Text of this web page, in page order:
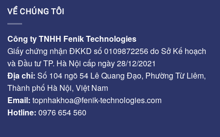
VỀ CHÚNG TÔI
Công ty TNHH Fenik Technologies
Giấy chứng nhận ĐKKD số 0109872256 do Sở Kế hoạch
và Đầu tư TP. Hà Nội cấp ngày 28/12/2021
Địa chỉ: Số 104 ngõ 54 Lê Quang Đạo, Phường Từ Liêm,
Thành phố Hà Nội, Việt Nam
Email: topnhakhoa@fenik-technologies.com
Hotline: 0976 654 560